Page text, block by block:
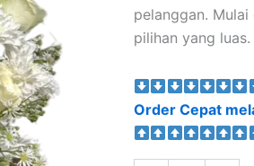
pelanggan.
pilihan yang luas.
Order Cepat